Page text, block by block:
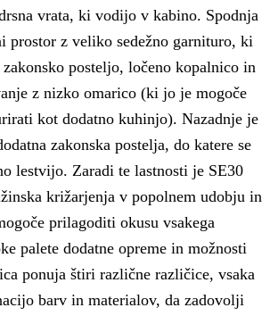
vrata, ki vodijo v kabino. Spodnja
prostor z veliko sedežno garnituro, ki
posteljo, ločeno kopalnico in
z nizko omarico (ki jo je mogoče
kot dodatno kuhinjo). Nazadnje je
zakonska postelja, do katere se
lestvijo. Zaradi te lastnosti je SE30
križarjenja v popolnem udobju in
prilagoditi okusu vsakega
palete dodatne opreme in možnosti
ponuja štiri različne različice, vsaka
barv in materialov, da zadovolji